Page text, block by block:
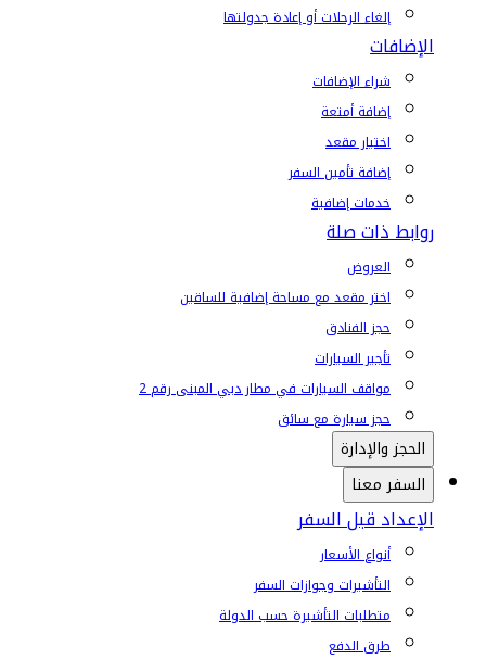
إلغاء الرحلات أو إعادة جدولتها
الإضافات
شراء الإضافات
إضافة أمتعة
اختيار مقعد
إضافة تأمين السفر
خدمات إضافية
روابط ذات صلة
العروض
اختر مقعد مع مساحة إضافية للساقين
حجز الفنادق
تأجير السيارات
مواقف السيارات في مطار دبي المبنى رقم 2
حجز سيارة مع سائق
الحجز والإدارة
السفر معنا
الإعداد قبل السفر
أنواع الأسعار
التأشيرات وجوازات السفر
متطلبات التأشيرة حسب الدولة
طرق الدفع